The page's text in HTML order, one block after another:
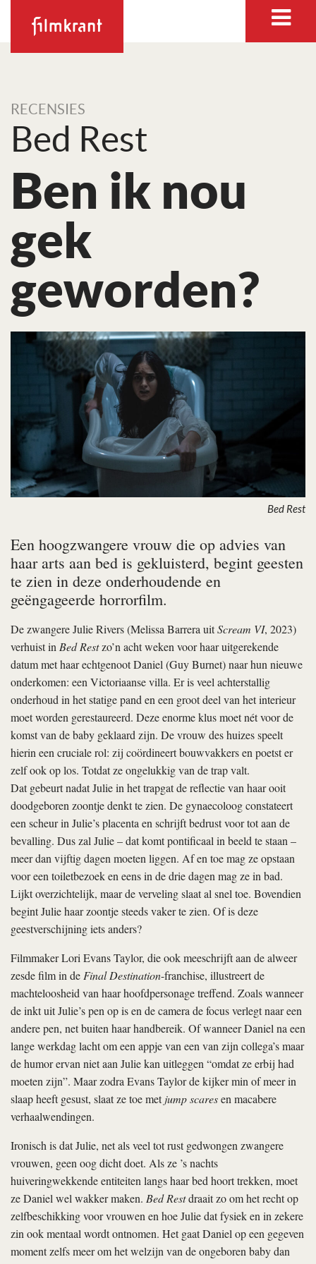
RECENSIES
Bed Rest
Ben ik nou
gek
geworden?
Bed Rest
Een hoogzwangere vrouw die op advies van
haar arts aan bed is gekluisterd, begint geesten
te zien in deze onderhoudende en
geëngageerde horrorfilm.
De zwangere Julie Rivers (Melissa Barrera uitScream VI, 2023)
verhuist in Bed Restzo’n acht weken voor haar uitgerekende
datum met haar echtgenoot Daniel (Guy Burnet) naar hun nieuwe
onderkomen: een Victoriaanse villa. Er is veel achterstallig
onderhoud in het statige pand en een groot deel van het interieur
moet worden gerestaureerd. Deze enorme klus moet nét voor de
komst van de baby geklaard zijn. De vrouw des huizes speelt
hierin een cruciale rol: zij coördineert bouwvakkers en poetst er
zelf ook op los. Totdat ze ongelukkig van de trap valt.
Dat gebeurt nadat Julie in het trapgat de reflectie van haar ooit
doodgeboren zoontje denkt te zien. De gynaecoloog constateert
een scheur in Julie’s placenta en schrijft bed­rust voor tot aan de
bevalling. Dus zal Julie – dat komt pontificaal in beeld te staan –
meer dan vijftig dagen moeten liggen. Af en toe mag ze opstaan
voor een toiletbezoek en eens in de drie dagen mag ze in bad.
Lijkt overzichtelijk, maar de verveling slaat al snel toe. Bovendien
begint Julie haar zoontje steeds vaker te zien. Of is deze
geestverschijning iets anders?
Filmmaker Lori Evans Taylor, die ook meeschrijft aan de alweer
zesde film in de Final Destination-franchise, illustreert de
machteloosheid van haar hoofdpersonage treffend. Zoals wanneer
de inkt uit Julie’s pen op is en de camera de focus verlegt naar een
andere pen, net buiten haar handbereik. Of wanneer Daniel na een
lange werkdag lacht om een appje van een van zijn collega’s maar
de humor ervan niet aan Julie kan uitleggen “omdat ze erbij had
moeten zijn”. Maar zodra Evans Taylor de kijker min of meer in
slaap heeft gesust, slaat ze toe metjump scaresen macabere
verhaalwendingen.
Ironisch is dat Julie, net als veel tot rust gedwongen zwangere
vrouwen, geen oog dicht doet. Als ze ’s nachts
huiveringwekkende entiteiten langs haar bed hoort trekken, moet
ze Daniel wel wakker maken. Bed Restdraait zo om het recht op
zelfbeschikking voor vrouwen en hoe Julie dat fysiek en in zekere
zin ook mentaal wordt ontnomen. Het gaat Daniel op een gegeven
moment zelfs meer om het welzijn van de ongeboren baby dan